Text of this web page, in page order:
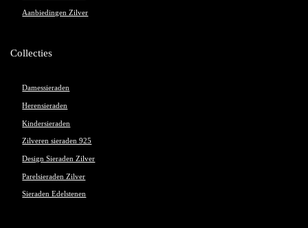
Aanbiedingen Zilver
Collecties
Damessieraden
Herensieraden
Kindersieraden
Zilveren sieraden 925
Design Sieraden Zilver
Parelsieraden Zilver
Sieraden Edelstenen